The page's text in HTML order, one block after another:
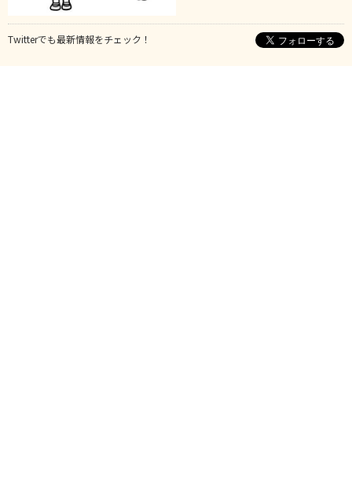
Twitterでも最新情報をチェック！